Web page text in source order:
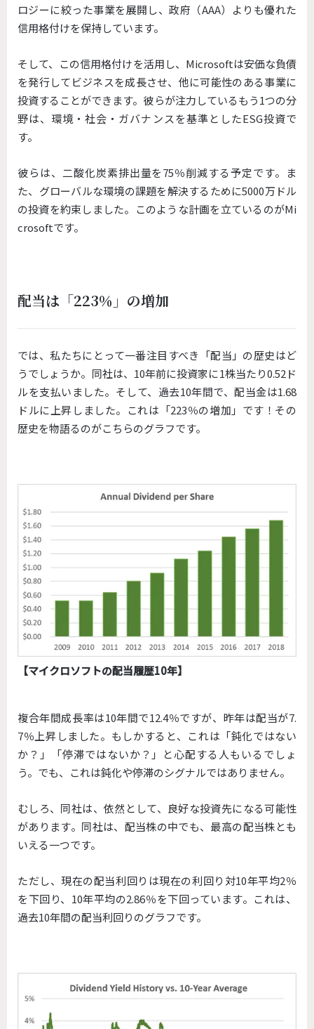
ロジーに絞った事業を展開し、政府（AAA）よりも優れた
信用格付けを保持しています。
そして、この信用格付けを活用し、Microsoftは安価な負債
を発行してビジネスを成長させ、他に可能性のある事業に
投資することができます。彼らが注力しているもう1つの分
野は、環境・社会・ガバナンスを基準としたESG投資で
す。
彼らは、二酸化炭素排出量を75％削減する予定です。ま
た、グローバルな環境の課題を解決するために5000万ドル
の投資を約束しました。このような計画を立ているのがMi
crosoftです。
配当は「223％」の増加
では、私たちにとって一番注目すべき「配当」の歴史はど
うでしょうか。同社は、10年前に投資家に1株当たり0.52ド
ルを支払いました。そして、過去10年間で、配当金は1.68
ドルに上昇しました。これは「223％の増加」です！その
歴史を物語るのがこちらのグラフです。
【マイクロソフトの配当履歴10年】
複合年間成長率は10年間で12.4％ですが、昨年は配当が7.
7％上昇しました。もしかすると、これは「鈍化ではない
か？」「停滞ではないか？」と心配する人もいるでしょ
う。でも、これは鈍化や停滞のシグナルではありません。
むしろ、同社は、依然として、良好な投資先になる可能性
があります。同社は、配当株の中でも、最高の配当株とも
いえる一つです。
ただし、現在の配当利回りは現在の利回り対10年平均2％
を下回り、10年平均の2.86％を下回っています。これは、
過去10年間の配当利回りのグラフです。